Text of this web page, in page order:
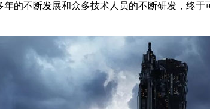
的不断发展和众多技术人员的不断研发，终